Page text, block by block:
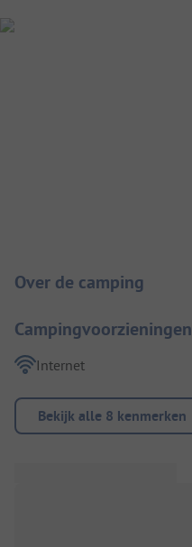
Over de camping
Campingvoorzieningen
Internet
Bekijk alle 8 kenmerken